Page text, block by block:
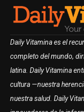
Daily Vitamina es el
completo del mundo,
latina. Daily Vitamina
cultura —nuestra
nuestra salud. Daily